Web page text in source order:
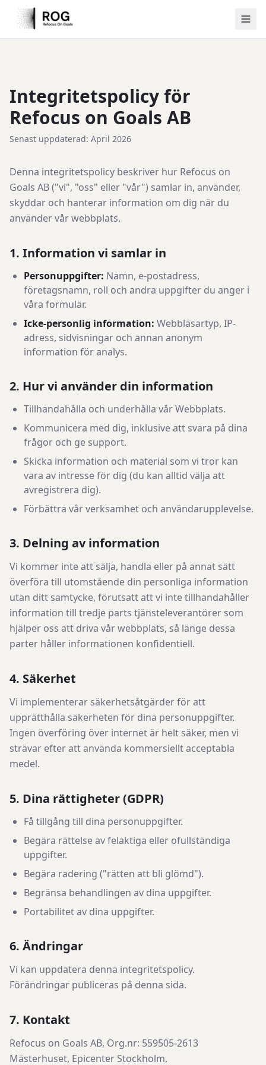
Integritetspolicy för
Refocus on Goals AB
Senast uppdaterad: April 2026
Denna integritetspolicy beskriver hur Refocus on
Goals AB ("vi", "oss" eller "vår") samlar in, använder,
skyddar och hanterar information om dig när du
använder vår webbplats.
1. Information vi samlar in
Personuppgifter: Namn, e-postadress,
företagsnamn, roll och andra uppgifter du anger i
våra formulär.
Icke-personlig information: Webbläsartyp, IP-
adress, sidvisningar och annan anonym
information för analys.
2. Hur vi använder din information
Tillhandahålla och underhålla vår Webbplats.
Kommunicera med dig, inklusive att svara på dina
frågor och ge support.
Skicka information och material som vi tror kan
vara av intresse för dig (du kan alltid välja att
avregistrera dig).
Förbättra vår verksamhet och användarupplevelse.
3. Delning av information
Vi kommer inte att sälja, handla eller på annat sätt
överföra till utomstående din personliga information
utan ditt samtycke, förutsatt att vi inte tillhandahåller
information till tredje parts tjänsteleverantörer som
hjälper oss att driva vår webbplats, så länge dessa
parter håller informationen konfidentiell.
4. Säkerhet
Vi implementerar säkerhetsåtgärder för att
upprätthålla säkerheten för dina personuppgifter.
Ingen överföring över internet är helt säker, men vi
strävar efter att använda kommersiellt acceptabla
medel.
5. Dina rättigheter (GDPR)
Få tillgång till dina personuppgifter.
Begära rättelse av felaktiga eller ofullständiga
uppgifter.
Begära radering ("rätten att bli glömd").
Begränsa behandlingen av dina uppgifter.
Portabilitet av dina uppgifter.
6. Ändringar
Vi kan uppdatera denna integritetspolicy.
Förändringar publiceras på denna sida.
7. Kontakt
Refocus on Goals AB, Org.nr: 559505-2613
Mästerhuset, Epicenter Stockholm,